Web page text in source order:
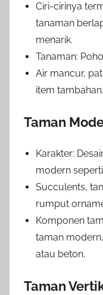
Ciri-cirinya
tanaman
menarik.
Tanaman:
Air mancur,
item tambahan.
Taman
Karakter:
modern
Succulents,
rumput
Komponen
taman
atau beton.
Taman